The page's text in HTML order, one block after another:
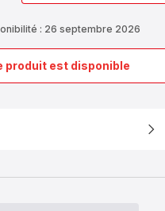
: 26 septembre 2026
produit est disponible